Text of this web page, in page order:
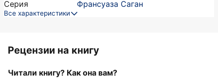
Серия
Франсуаза Саган
Все характеристики
Рецензии на книгу
Читали книгу? Как она вам?